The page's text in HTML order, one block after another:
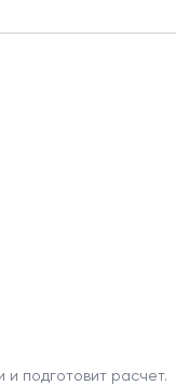
и подготовит расчет.